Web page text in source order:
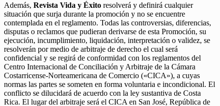
Además, Revista Vida y Éxito resolverá y definirá cualquier
situación que surja durante la promoción y no se encuentre
contemplada en el reglamento. Todas las controversias, diferencias,
disputas o reclamos que pudieran derivarse de esta Promoción, su
ejecución, incumplimiento, liquidación, interpretación o validez, se
resolverán por medio de arbitraje de derecho el cual será
confidencial y se regirá de conformidad con los reglamentos del
Centro Internacional de Conciliación y Arbitraje de la Cámara
Costarricense-Norteamericana de Comercio («CICA»), a cuyas
normas las partes se someten en forma voluntaria e incondicional. El
conflicto se dilucidará de acuerdo con la ley sustantiva de Costa
Rica. El lugar del arbitraje será el CICA en San José, República de